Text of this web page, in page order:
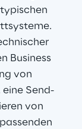
Business
von
eine Send-
von